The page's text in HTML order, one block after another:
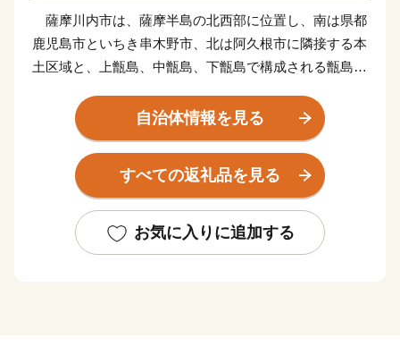
薩摩川内市は、薩摩半島の北西部に位置し、南は県都
鹿児島市といちき串木野市、北は阿久根市に隣接する本
土区域と、上甑島、中甑島、下甑島で構成される甑島区
砂青松の海岸線、市街部を悠々と流れる一級河川「川内
川」、藺牟田池をはじめとするみどり豊かな山々や湖、
地形の変化の美しい甑島、各地の温泉など、多種多様な
自然環境を有しています。当市が有するこれらの多彩で
県立自然公園、甑島県立自然公園に指定され、人々に親
しまれています。
自治体情報を見る
すべての返礼品を見る
お気に入りに追加する